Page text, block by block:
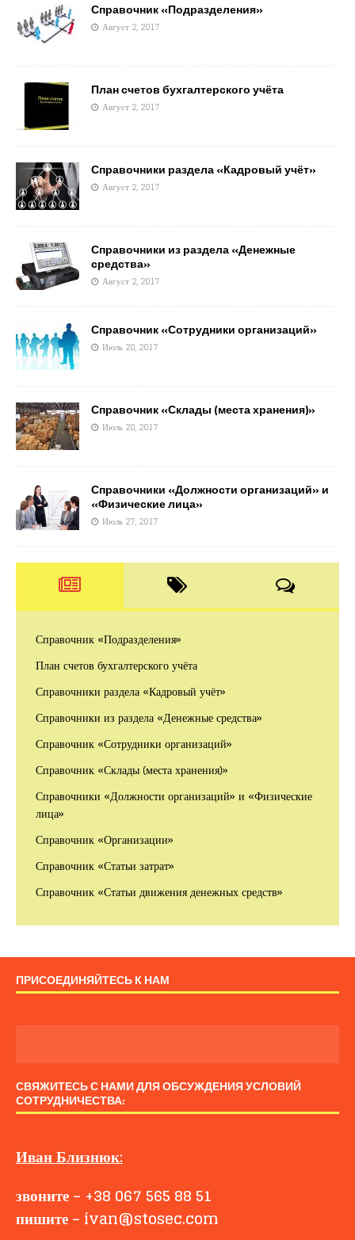
Справочник «Подразделения»
Август 2, 2017
План счетов бухгалтерского учёта
Август 2, 2017
Справочники раздела «Кадровый учёт»
Август 2, 2017
Справочники из раздела «Денежные
средства»
Август 2, 2017
Справочник «Сотрудники организаций»
Июль 28, 2017
Справочник «Склады (места хранения)»
Июль 28, 2017
Справочники «Должности организаций» и
«Физические лица»
Июль 27, 2017
Справочник «Подразделения»
План счетов бухгалтерского учёта
Справочники раздела «Кадровый учёт»
Справочники из раздела «Денежные средства»
Справочник «Сотрудники организаций»
Справочник «Склады (места хранения)»
Справочники «Должности организаций» и «Физические
лица»
Справочник «Организации»
Справочник «Статьи затрат»
Справочник «Статьи движения денежных средств»
ПРИСОЕДИНЯЙТЕСЬ К НАМ
СВЯЖИТЕСЬ С НАМИ ДЛЯ ОБСУЖДЕНИЯ УСЛОВИЙ
СОТРУДНИЧЕСТВА:
ИванБлизнюк:
звоните– +38 067 565 88 51
пишите– ivan@stosec.com